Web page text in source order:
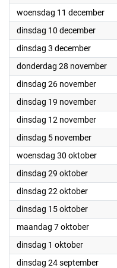
woensdag 11 december
dinsdag 10 december2024
dinsdag 3 december2024
donderdag 28 november
dinsdag 26 november2024
dinsdag 19 november2024
dinsdag 12 november2024
dinsdag 5 november2024
woensdag 30 oktober2024
dinsdag 29 oktober2024
dinsdag 22 oktober2024
dinsdag 15 oktober2024
maandag 7 oktober2024
dinsdag 1 oktober2024
dinsdag 24 september2024